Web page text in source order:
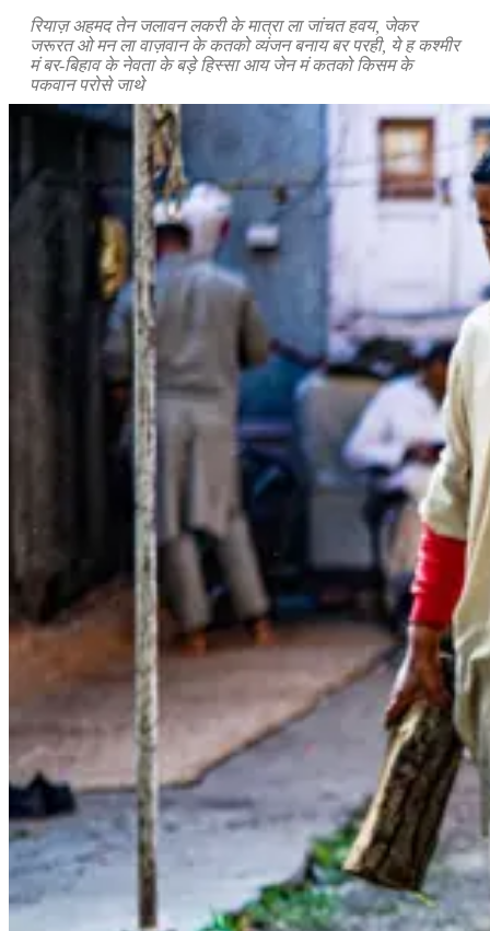
रियाज़ अहमद तेन जलावन लकरी के मात्रा ला जांचत हवय, जेकर
जरूरत ओ मन ला वाज़वान के कतको व्यंजन बनाय बर परही, ये ह कश्मीर
मं बर-बिहाव के नेवता के बड़े हिस्सा आय जेन मं कतको किसम के
पकवान परोसे जाथे